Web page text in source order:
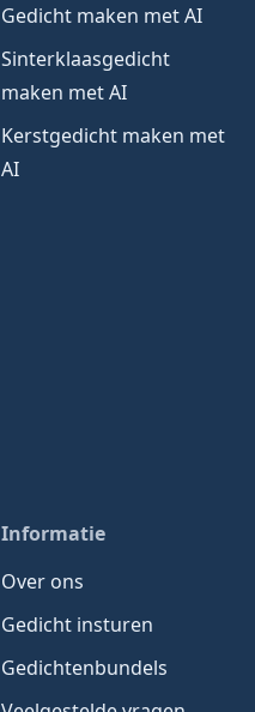
Gedicht maken met AI
Sinterklaasgedicht
maken met AI
Kerstgedicht maken met
AI
Informatie
Over ons
Gedicht insturen
Gedichtenbundels